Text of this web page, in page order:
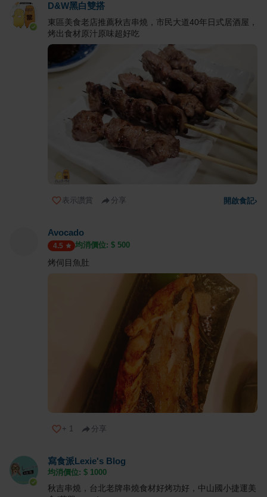
D&W黑白雙搭
東區美食老店推薦秋吉串燒，市民大道40年日式居酒屋，
烤出食材原汁原味超好吃
表示讚賞 分享 開啟食記›
Avocado
4.5 均消價位: $ 500
烤伺目魚肚
+ 1 分享
寫食派Lexie's Blog
均消價位: $ 1000
秋吉串燒，台北老牌串燒食材好烤功好，中山國小捷運美